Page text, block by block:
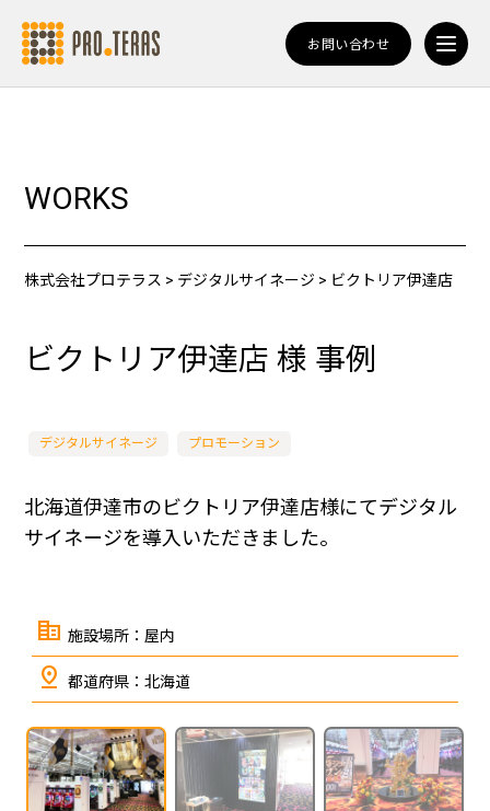
お問い合わせ
WORKS
株式会社プロテラス > デジタルサイネージ > ビクトリア伊達店
ビクトリア伊達店 様 事例
デジタルサイネージ プロモーション
北海道伊達市のビクトリア伊達店様にてデジタル
サイネージを導入いただきました。
corporate_fare 施設場所：屋内
pin_drop 都道府県：北海道
中